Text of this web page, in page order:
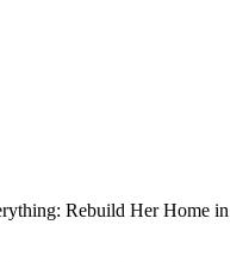
Rebuild Her Home in